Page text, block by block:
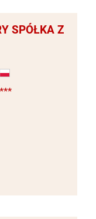
SPÓŁKA Z